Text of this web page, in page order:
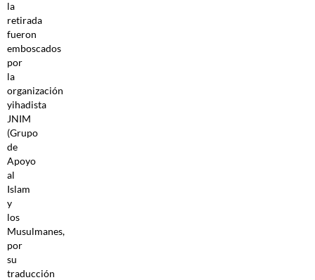
la
retirada
fueron
emboscados
por
la
organización
yihadista
JNIM
(Grupo
de
Apoyo
al
Islam
y
los
Musulmanes,
por
su
traducción